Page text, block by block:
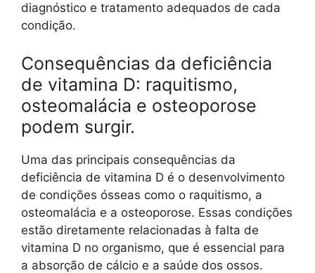
diagnóstico e tratamento adequados de cada
condição.
Consequências da deficiência
de vitamina D: raquitismo,
osteomalácia e osteoporose
podem surgir.
Uma das principais consequências da
deficiência de vitamina D é o desenvolvimento
de condições ósseas como o raquitismo, a
osteomalácia e a osteoporose. Essas condições
estão diretamente relacionadas à falta de
vitamina D no organismo, que é essencial para
a absorção de cálcio e a saúde dos ossos.